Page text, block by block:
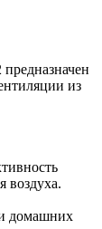
из
воздуха.
домашних